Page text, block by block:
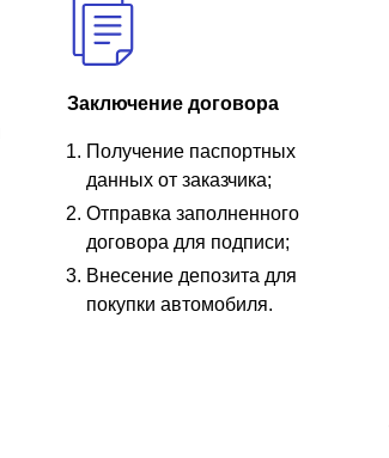
Заключение договора
Получение паспортных
данных от заказчика;
Отправка заполненного
договора для подписи;
Внесение депозита для
покупки автомобиля.